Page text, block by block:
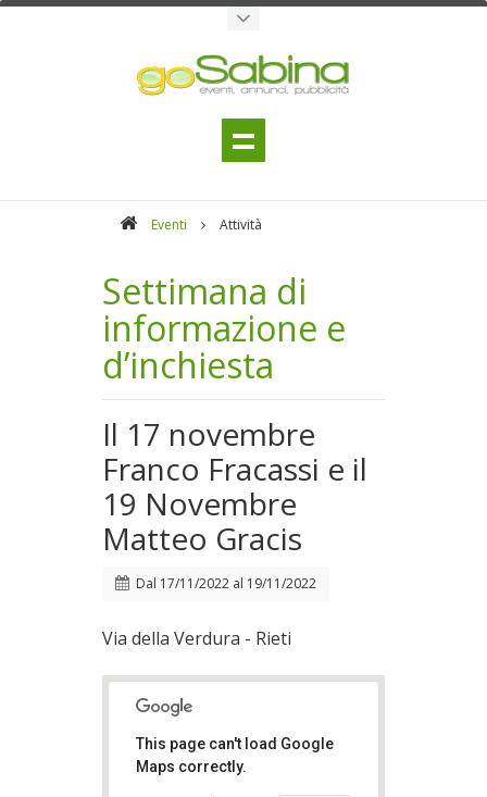
Eventi Attività
Settimana di
informazione e
d’inchiesta
Il 17 novembre
Franco Fracassi e il
19 Novembre
Matteo Gracis
Dal 17/11/2022 al 19/11/2022
Via della Verdura - Rieti
This page can't load Google
Maps correctly.